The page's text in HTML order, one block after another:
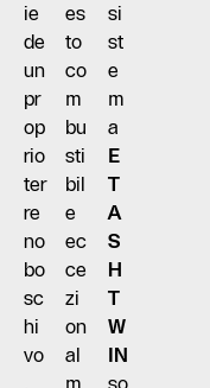
ie
de
un
pr
op
rio
ter
re
no
bo
sc
hi
vo
,
es
to
co
m
bu
sti
bil
e
ec
ce
zi
on
al
m
si
st
e
m
a
E
T
A
S
H
T
W
IN
so